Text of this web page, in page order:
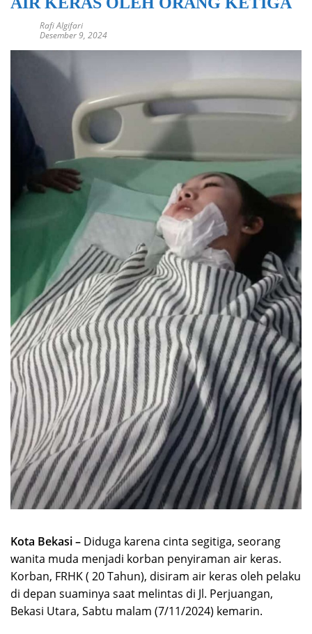
Rafi Algifari
Desember 9, 2024
Kota Bekasi – Diduga karena cinta segitiga, seorang
wanita muda menjadi korban penyiraman air keras.
Korban, FRHK ( 20 Tahun), disiram air keras oleh pelaku
di depan suaminya saat melintas di Jl. Perjuangan,
Bekasi Utara, Sabtu malam (7/11/2024) kemarin.